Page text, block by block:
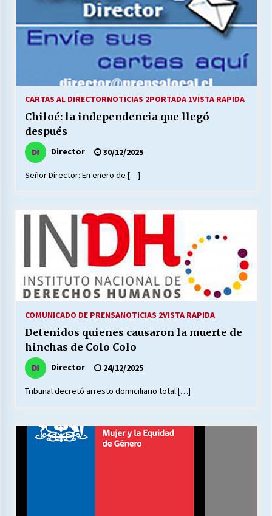
CARTAS AL DIRECTORNOTICIAS 2PORTADA 1VISTA RAPIDA
Chiloé: la independencia que llegó
después
Director 30/12/2025
Señor Director: En enero de […]
COMUNICADO DE PRENSANOTICIAS 2VISTA RAPIDA
Detenidos quienes causaron la muerte de
hinchas de Colo Colo
Director 24/12/2025
Tribunal decretó arresto domiciliario total […]